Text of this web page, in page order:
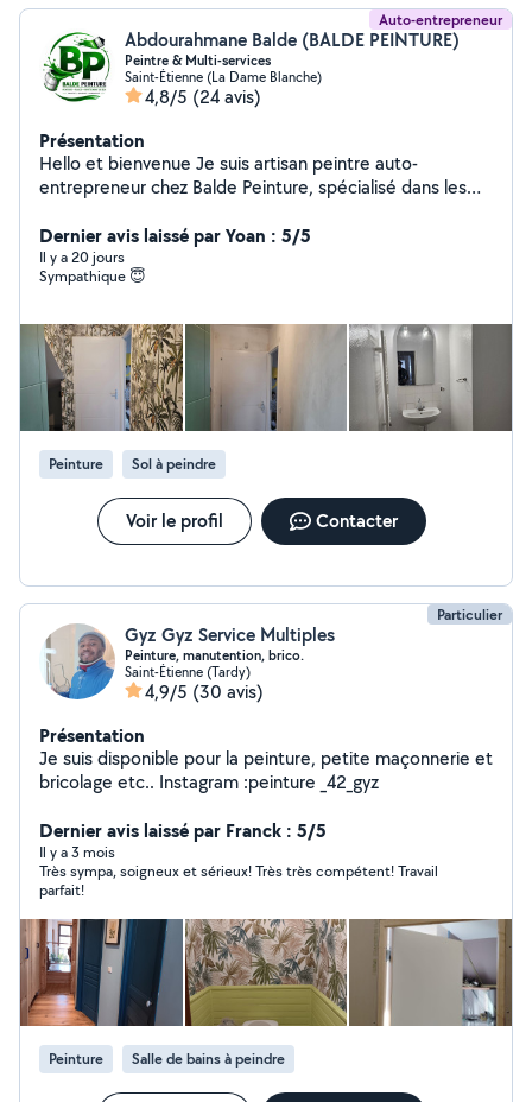
Auto-entrepreneur
Abdourahmane Balde (BALDE PEINTURE)
Peintre & Multi-services
Saint-Étienne (La Dame Blanche)
4,8/5 (24 avis)
Présentation
Hello et bienvenue Je suis artisan peintre auto-
entrepreneur chez Balde Peinture, spécialisé dans les
Passionné par mon métier, je réalise des travaux soignés
avec sérieux et professionnalisme afin de garantir un
résultat propre et durable. Mes prestations : Peinture
intérieure Pose de sol PVC Petits travaux de placo
Montage de meubles et petits travaux divers Je reste à
l'écoute de chaque projet et peux me déplacer
rapidement pour établir un devis adapté à vos besoins.
Au plaisir de collaborer avec vous
Dernier avis laissé par Yoan : 5/5
Il y a 20 jours
Sympathique 😇
Peinture Sol à peindre
Voir le profil Contacter
Particulier
Gyz Gyz Service Multiples
Peinture, manutention, brico.
Saint-Étienne (Tardy)
4,9/5 (30 avis)
Présentation
Je suis disponible pour la peinture, petite maçonnerie et
bricolage etc.. Instagram :peinture _42_gyz
Dernier avis laissé par Franck : 5/5
Il y a 3 mois
Très sympa, soigneux et sérieux! Très très compétent! Travail
parfait!
Peinture Salle de bains à peindre